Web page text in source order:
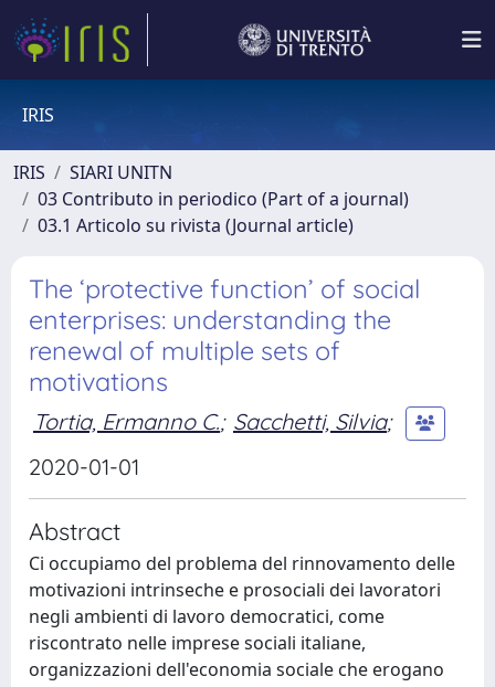
IRIS
IRIS
SIARI UNITN
03 Contributo in periodico (Part of a journal)
03.1 Articolo su rivista (Journal article)
The ‘protective function’ of social
enterprises: understanding the
renewal of multiple sets of
motivations
Tortia, Ermanno C.; Sacchetti, Silvia;
2020-01-01
Abstract
Ci occupiamo del problema del rinnovamento delle
motivazioni intrinseche e prosociali dei lavoratori
negli ambienti di lavoro democratici, come
riscontrato nelle imprese sociali italiane,
organizzazioni dell'economia sociale che erogano